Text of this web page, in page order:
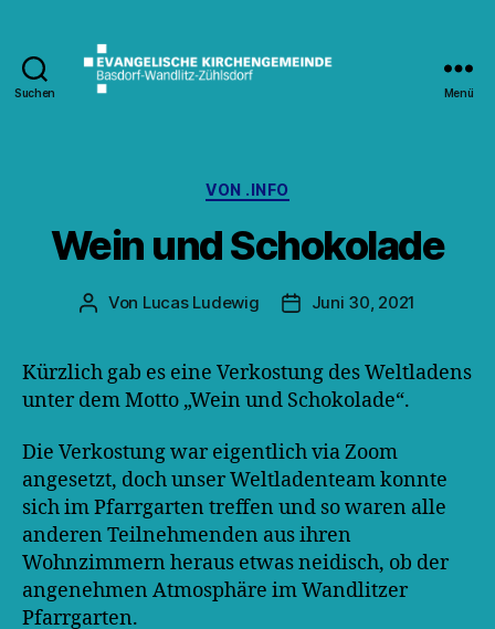
Suchen Menü
Kategorien
VON .INFO
Wein und Schokolade
Beitragsautor
Von Lucas Ludewig Veröffentlichungsdatum
Juni 30, 2021
Kürzlich gab es eine Verkostung des Weltladens
unter dem Motto „Wein und Schokolade“.
Die Verkostung war eigentlich via Zoom
angesetzt, doch unser Weltladenteam konnte
sich im Pfarrgarten treffen und so waren alle
anderen Teilnehmenden aus ihren
Wohnzimmern heraus etwas neidisch, ob der
angenehmen Atmosphäre im Wandlitzer
Pfarrgarten.